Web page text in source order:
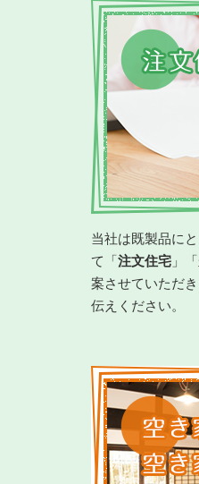
当社は既製品に
て「注文住宅 」「
案させていただ
伝えください。